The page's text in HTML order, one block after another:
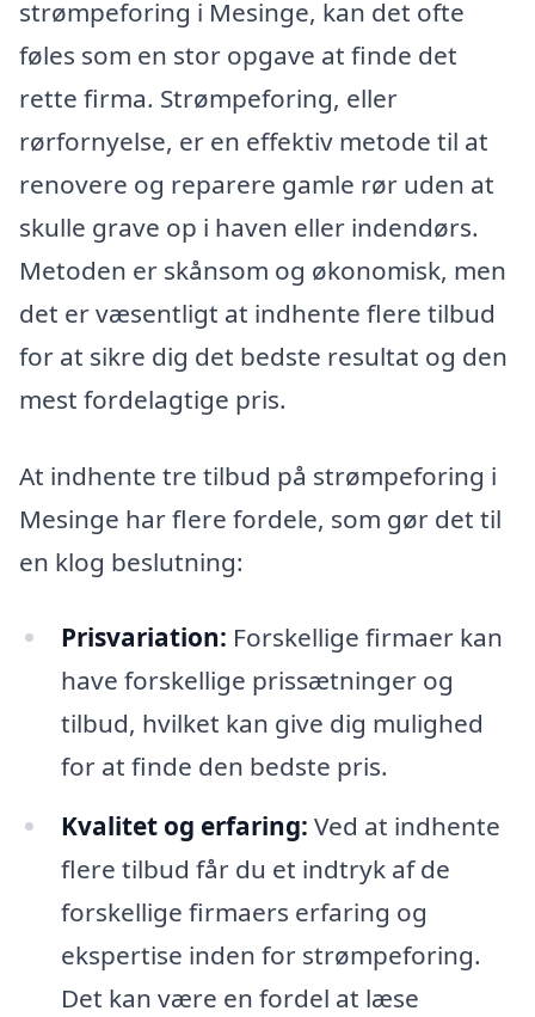
strømpeforing i Mesinge, kan det ofte
føles som en stor opgave at finde det
rette firma. Strømpeforing, eller
rørfornyelse, er en effektiv metode til at
renovere og reparere gamle rør uden at
skulle grave op i haven eller indendørs.
Metoden er skånsom og økonomisk, men
det er væsentligt at indhente flere tilbud
for at sikre dig det bedste resultat og den
mest fordelagtige pris.
At indhente tre tilbud på strømpeforing i
Mesinge har flere fordele, som gør det til
en klog beslutning:
Prisvariation: Forskellige firmaer kan
have forskellige prissætninger og
tilbud, hvilket kan give dig mulighed
for at finde den bedste pris.
Kvalitet og erfaring: Ved at indhente
flere tilbud får du et indtryk af de
forskellige firmaers erfaring og
ekspertise inden for strømpeforing.
Det kan være en fordel at læse